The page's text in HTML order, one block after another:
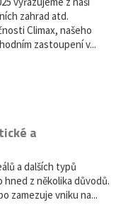
zahrad atd.
Climax, našeho
zastoupení v...
a
a dalších typů
z několika důvodů.
zamezuje vniku na...